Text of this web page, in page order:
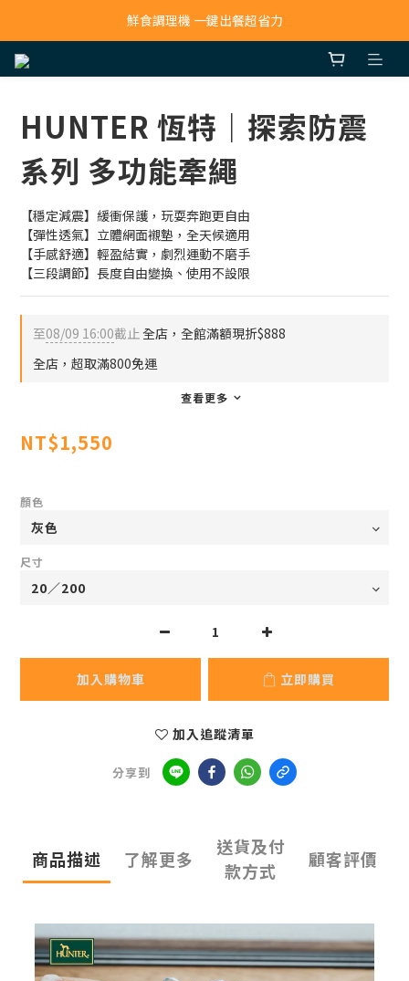
寵物吸毛機 吸毛清淨抗敏一次搞定
鮮食調理機 一鍵出餐超省力
HUNTER 恆特｜探索防震
系列 多功能牽繩
【穩定減震】緩衝保護，玩耍奔跑更自由
【彈性透氣】立體網面襯墊，全天候適用
【手感舒適】輕盈結實，劇烈運動不磨手
【三段調節】長度自由變換、使用不設限
至08/09 16:00截止全店，全館滿額現折$888
全店，超取滿800免運
查看更多
NT$1,550
顏色
尺寸
加入購物車 立即購買
加入追蹤清單
分享到
商品描述 了解更多
送貨及付
款方式
顧客評價